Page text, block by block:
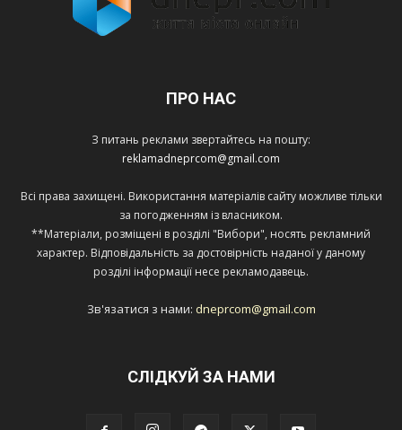
ПРО НАС
З питань реклами звертайтесь на пошту:
reklamadneprcom@gmail.com
Всі права захищені. Використання матеріалів сайту можливе тільки
за погодженням із власником.
**Матеріали, розміщені в розділі "Вибори", носять рекламний
характер. Відповідальність за достовірність наданої у даному
розділі інформації несе рекламодавець.
Зв'язатися з нами: dneprcom@gmail.com
СЛІДКУЙ ЗА НАМИ